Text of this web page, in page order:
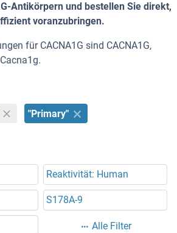
Antikörpern und bestellen Sie direkt,
voranzubringen.
für CACNA1G sind CACNA1G,
"Primary"
Reaktivität: Human
S178A-9
Alle Filter